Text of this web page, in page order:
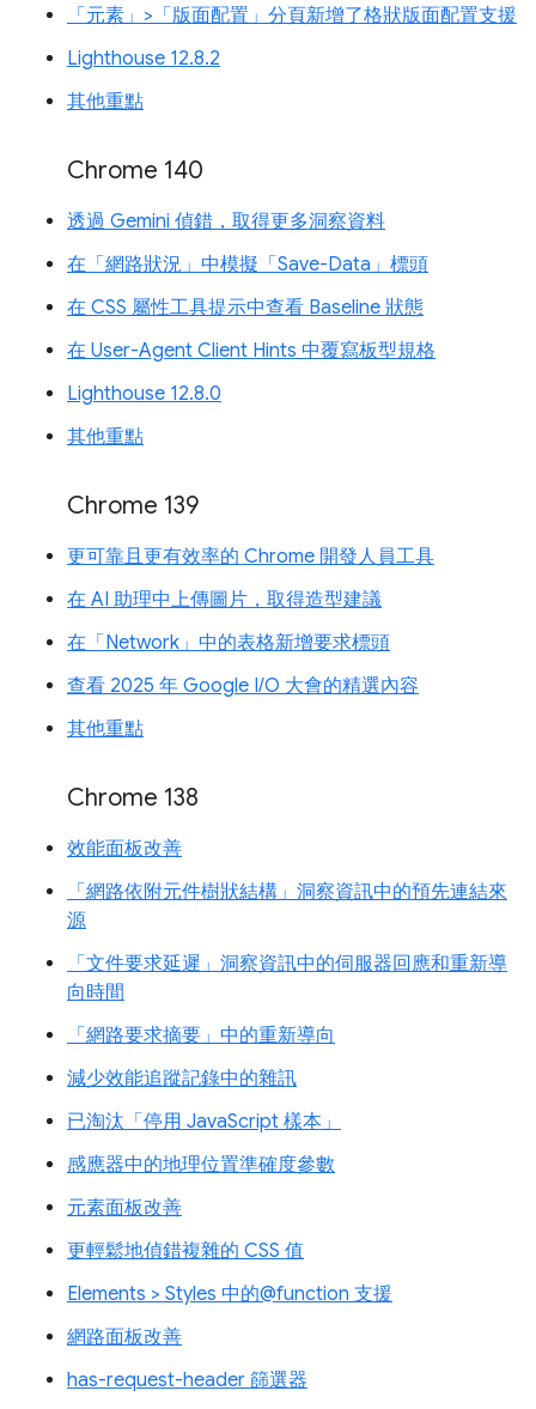
「元素」>「版面配置」分頁新增了格狀版面配置支援
Lighthouse 12.8.2
其他重點
Chrome 140
透過 Gemini 偵錯，取得更多洞察資料
在「網路狀況」中模擬「Save-Data」標頭
在 CSS 屬性工具提示中查看 Baseline 狀態
在 User-Agent Client Hints 中覆寫板型規格
Lighthouse 12.8.0
其他重點
Chrome 139
更可靠且更有效率的 Chrome 開發人員工具
在 AI 助理中上傳圖片，取得造型建議
在「Network」中的表格新增要求標頭
查看 2025 年 Google I/O 大會的精選內容
其他重點
Chrome 138
效能面板改善
「網路依附元件樹狀結構」洞察資訊中的預先連結來
源
「文件要求延遲」洞察資訊中的伺服器回應和重新導
向時間
「網路要求摘要」中的重新導向
減少效能追蹤記錄中的雜訊
已淘汰「停用 JavaScript 樣本」
感應器中的地理位置準確度參數
元素面板改善
更輕鬆地偵錯複雜的 CSS 值
Elements > Styles 中的@function 支援
網路面板改善
has-request-header 篩選器